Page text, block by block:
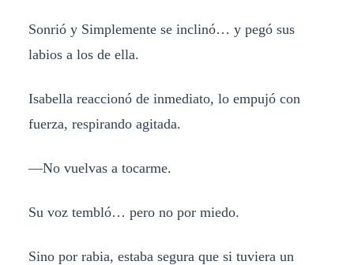
Sonrió y Simplemente se inclinó… y pegó sus
labios a los de ella.
Isabella reaccionó de inmediato, lo empujó con
fuerza, respirando agitada.
—No vuelvas a tocarme.
Su voz tembló… pero no por miedo.
Sino por rabia, estaba segura que si tuviera un